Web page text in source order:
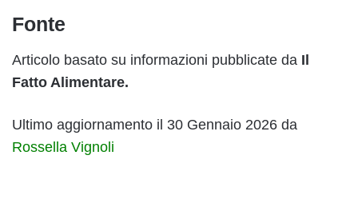
Fonte
Articolo basato su informazioni pubblicate da Il
Fatto Alimentare.
Ultimo aggiornamento il 30 Gennaio 2026 da
Rossella Vignoli